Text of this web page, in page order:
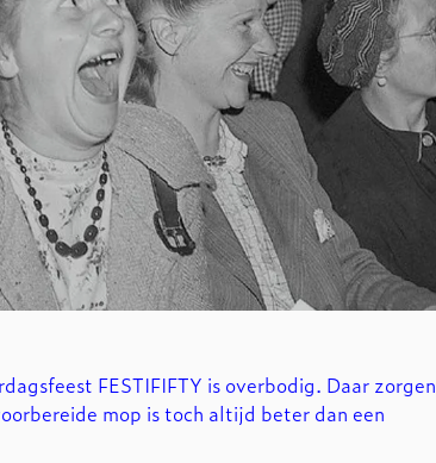
FESTIFIFTY is overbodig. Daar zorgen
mop is toch altijd beter dan een